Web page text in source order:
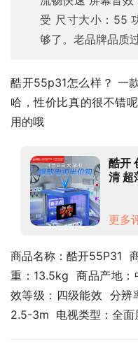
受 尺寸大小：55
够了。老品牌品质
酷开55p31怎么样？ 一
哈，性价比真的很不错
用的哦
酷开
清 超
更多
商品名称：酷开55P31
重：13.5kg  商品产地
效等级：四级能效  分辨
2.5-3m  电视类型：全面